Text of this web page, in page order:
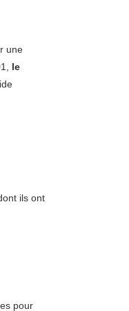
une
le
ils ont
pour